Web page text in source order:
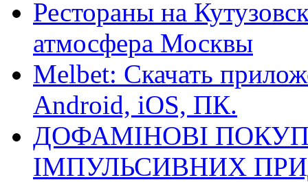
Рестораны на
атмосфера Москвы
Melbet: Скачать
Android, iOS, ПК.
ДОФАМІНОВІ
ІМПУЛЬСИВНИХ